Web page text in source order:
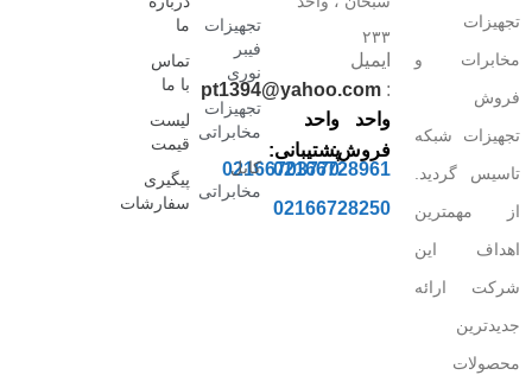
تجهیزات
مخابرات و
فروش
تجهیزات شبکه
تاسیس گردید.
از مهمترین
اهداف این
شرکت ارائه
جدیدترین
محصولات
۲۳۳
ایمیل
:
pt1394@yahoo.com
واحد
فروش:
02166728961
02166728250
واحد
پشتیبانی:
02166703770
تجهیزات
فیبر
نوری
تجهیزات
مخابراتی
کابل
مخابراتی
ما
تماس
با ما
لیست
قیمت
پیگیری
سفارشات